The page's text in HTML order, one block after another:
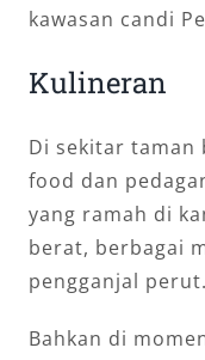
kawasan candi
Kulineran
Di sekitar taman
food dan
yang ramah di
berat, berbagai
pengganjal perut.
Bahkan di